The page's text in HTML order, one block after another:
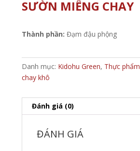
SƯỜN MIẾNG CHAY
Thành phần: Đạm đậu phộng
Danh mục: Kidohu Green, Thực phẩm
chay khô
Đánh giá (0)
ĐÁNH GIÁ